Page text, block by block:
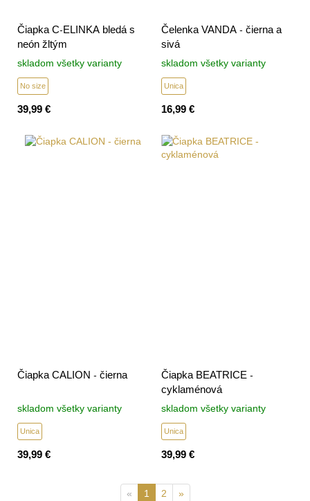
Čiapka C-ELINKA bledá s
neón žltým
skladom všetky varianty
No size
39,99 €
Čelenka VANDA - čierna a
sivá
skladom všetky varianty
Unica
16,99 €
Čiapka CALION - čierna
skladom všetky varianty
Unica
39,99 €
Čiapka BEATRICE -
cyklaménová
skladom všetky varianty
Unica
39,99 €
« 1 2 »